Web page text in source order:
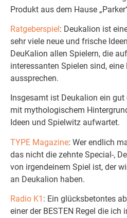
Produkt aus dem Hause
Ratgeberspiel: Deukalion ist
sehr viele neue und frische
DeuKalion allen Spielern, die
interessanten Spielen sind,
aussprechen.
Insgesamt ist Deukalion ein
mit mythologischem
Ideen und Spielwitz aufwartet.
TYPE Magazine: Wer endlich
das nicht die zehnte Special-,
von irgendeinem Spiel ist, der
an Deukalion haben.
Radio K1 : Ein glücksbetontes
einer der BESTEN Regel die ich